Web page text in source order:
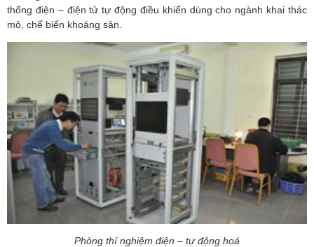
thống điện – điện tử tự động điều khiển dùng cho ngành khai thác
mỏ, chế biến khoáng sản.
Phòng thí nghiệm điện – tự động hoá